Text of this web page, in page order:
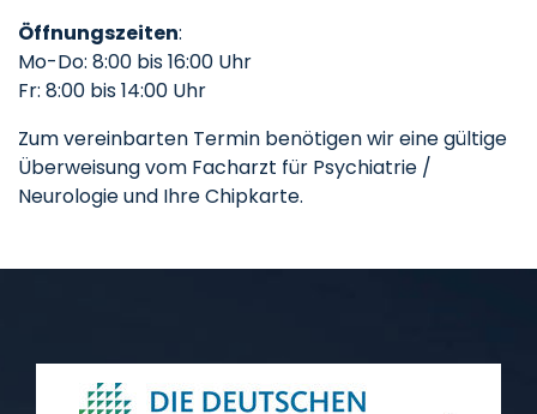
Öffnungszeiten:
Mo-Do: 8:00 bis 16:00 Uhr
Fr: 8:00 bis 14:00 Uhr
Zum vereinbarten Termin benötigen wir eine gültige
Überweisung vom Facharzt für Psychiatrie /
Neurologie und Ihre Chipkarte.